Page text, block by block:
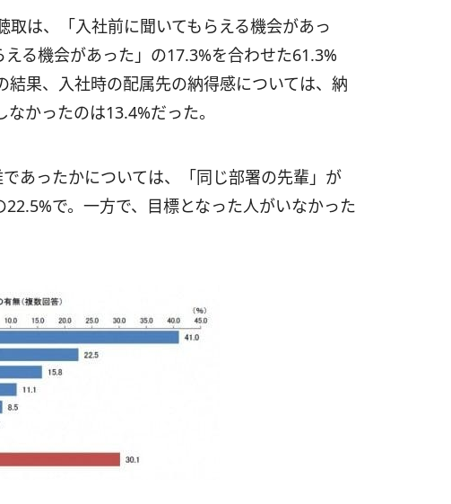
は、「入社前に聞いてもらえる機会があっ
る機会があった」の17.3%を合わせた61.3%
結果、入社時の配属先の納得感については、納
かったのは13.4%だった。
あったかについては、「同じ部署の先輩」が
で。一方で、目標となった人がいなかった